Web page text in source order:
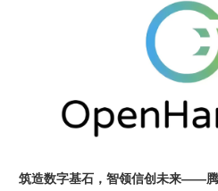
能卫士”、巡检的“专属工匠”，将智
筑造数字基石，智领信创未来——